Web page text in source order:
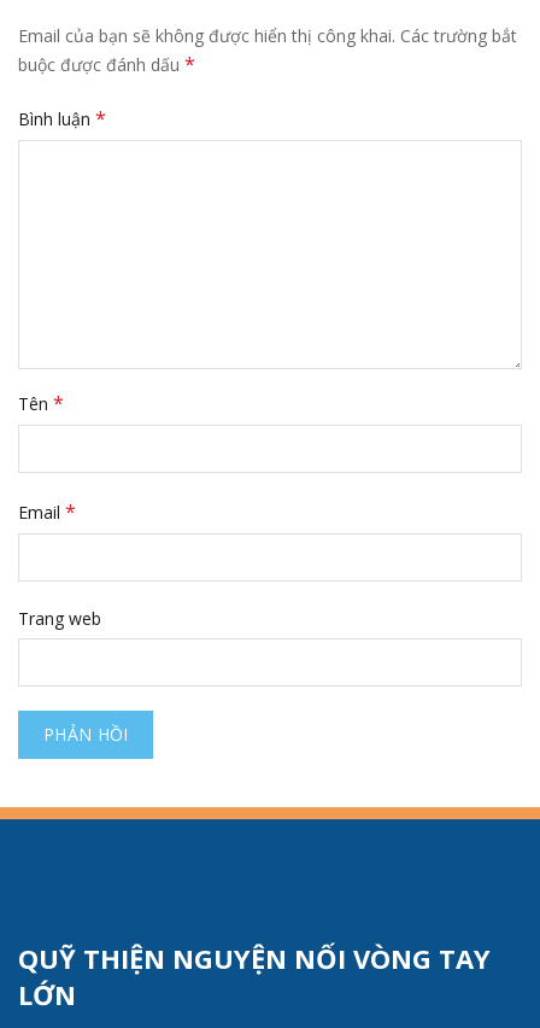
Email của bạn sẽ không được hiển thị công khai. Các trường bắt
buộc được đánh dấu *
Bình luận *
Tên *
Email *
Trang web
QUỸ THIỆN NGUYỆN NỐI VÒNG TAY
LỚN